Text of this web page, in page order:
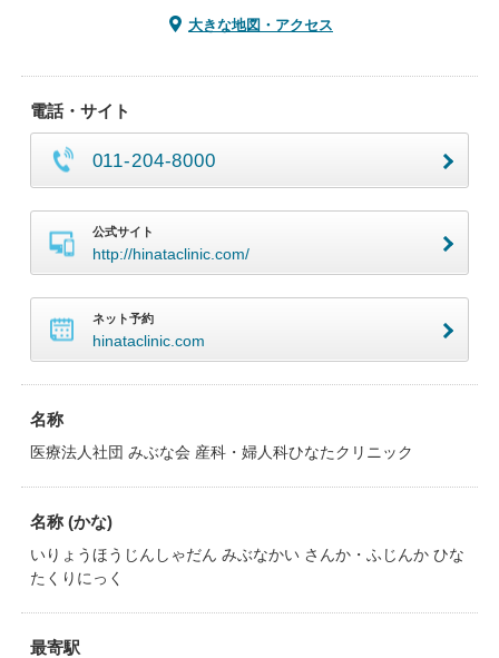
大きな地図・アクセス
電話・サイト
011-204-8000
公式サイト
http://hinataclinic.com/
ネット予約
hinataclinic.com
名称
医療法人社団 みぶな会 産科・婦人科ひなたクリニック
名称 (かな)
いりょうほうじんしゃだん みぶなかい さんか・ふじんか ひな
たくりにっく
最寄駅